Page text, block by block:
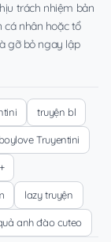
trách nhiệm bản
cá nhân hoặc tổ
gỡ bỏ ngay lập
truyện bl
boylove Truyentini
lazy truyện
anh đào cuteo